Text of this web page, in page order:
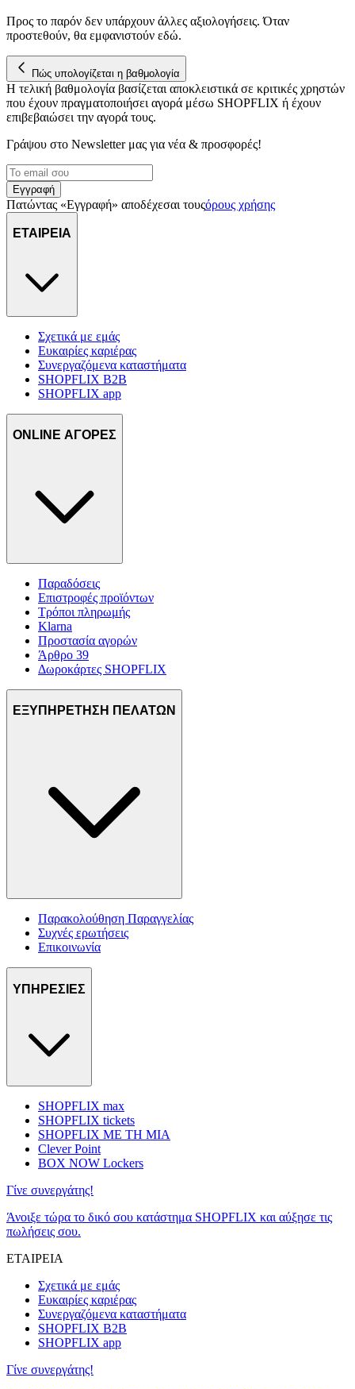
Προς το παρόν δεν υπάρχουν άλλες αξιολογήσεις. Όταν
προστεθούν, θα εμφανιστούν εδώ.
Πώς υπολογίζεται η βαθμολογία
Η τελική βαθμολογία βασίζεται αποκλειστικά σε κριτικές χρηστών
που έχουν πραγματοποιήσει αγορά μέσω SHOPFLIX ή έχουν
επιβεβαιώσει την αγορά τους.
Γράψου στο Νewsletter μας για νέα & προσφορές!
Εγγραφή
Πατώντας «Εγγραφή» αποδέχεσαι τουςόρους χρήσης
ΕΤΑΙΡΕΙΑ
Σχετικά με εμάς
Ευκαιρίες καριέρας
Συνεργαζόμενα καταστήματα
SHOPFLIX B2B
SHOPFLIX app
ONLINE ΑΓΟΡΕΣ
Παραδόσεις
Επιστροφές προϊόντων
Τρόποι πληρωμής
Klarna
Προστασία αγορών
Άρθρο 39
Δωροκάρτες SHOPFLIX
ΕΞΥΠΗΡΕΤΗΣΗ ΠΕΛΑΤΩΝ
Παρακολούθηση Παραγγελίας
Συχνές ερωτήσεις
Επικοινωνία
ΥΠΗΡΕΣΙΕΣ
SHOPFLIX max
SHOPFLIX tickets
SHOPFLIX ΜΕ ΤΗ ΜΙΑ
Clever Point
BOX NOW Lockers
Γίνε συνεργάτης!
Άνοιξε τώρα το δικό σου κατάστημα SHOPFLIX και αύξησε τις
πωλήσεις σου.
ΕΤΑΙΡΕΙΑ
Σχετικά με εμάς
Ευκαιρίες καριέρας
Συνεργαζόμενα καταστήματα
SHOPFLIX B2B
SHOPFLIX app
Γίνε συνεργάτης!